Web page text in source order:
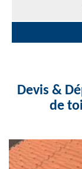
Devis &
de